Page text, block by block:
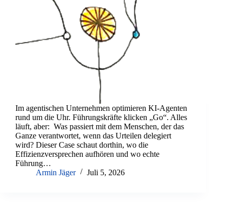
Im agentischen Unternehmen optimieren KI-Agenten
rund um die Uhr. Führungskräfte klicken „Go“. Alles
läuft, aber: Was passiert mit dem Menschen, der das
Ganze verantwortet, wenn das Urteilen delegiert
wird? Dieser Case schaut dorthin, wo die
Effizienzversprechen aufhören und wo echte
Führung…
Armin Jäger
Juli 5, 2026